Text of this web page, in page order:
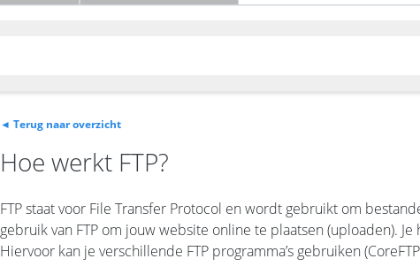
◄ Terug naar overzicht
Hoe werkt FTP?
FTP staat voor File Transfer Protocol en wordt gebruikt om
gebruik van FTP om jouw website online te plaatsen (uploaden).
Hiervoor kan je verschillende FTP programma’s gebruiken